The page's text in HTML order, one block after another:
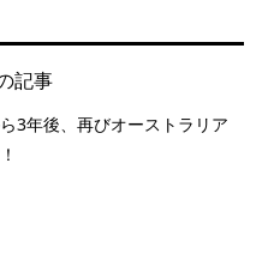
記事
3年後、再びオーストラリア